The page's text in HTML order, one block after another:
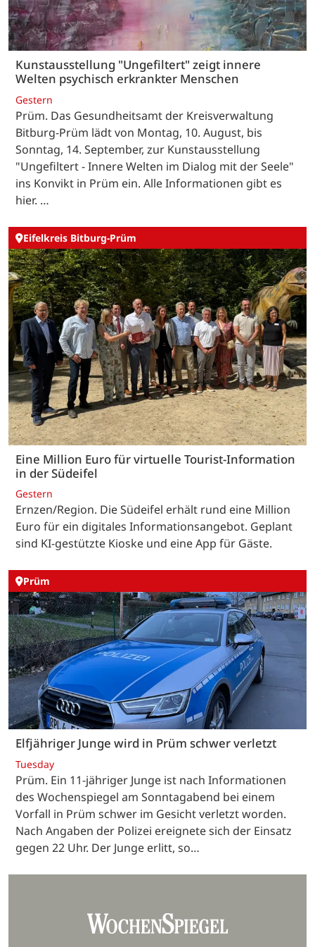
Kunstausstellung "Ungefiltert" zeigt innere
Welten psychisch erkrankter Menschen
Gestern
Prüm. Das Gesundheitsamt der Kreisverwaltung
Bitburg-Prüm lädt von Montag, 10. August, bis
Sonntag, 14. September, zur Kunstausstellung
"Ungefiltert - Innere Welten im Dialog mit der Seele"
ins Konvikt in Prüm ein. Alle Informationen gibt es
hier. …
Eifelkreis Bitburg-Prüm
Eine Million Euro für virtuelle Tourist-Information
in der Südeifel
Gestern
Ernzen/Region. Die Südeifel erhält rund eine Million
Euro für ein digitales Informationsangebot. Geplant
sind KI-gestützte Kioske und eine App für Gäste.
Prüm
Elfjähriger Junge wird in Prüm schwer verletzt
Tuesday
Prüm. Ein 11-jähriger Junge ist nach Informationen
des Wochenspiegel am Sonntagabend bei einem
Vorfall in Prüm schwer im Gesicht verletzt worden.
Nach Angaben der Polizei ereignete sich der Einsatz
gegen 22 Uhr. Der Junge erlitt, so…